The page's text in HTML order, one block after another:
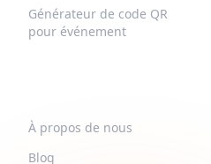
Générateur de code QR
pour événement
À propos de nous
Blog